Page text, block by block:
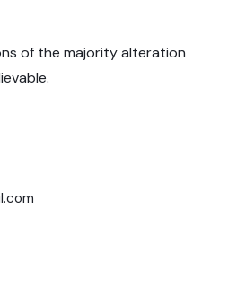
of the majority alteration